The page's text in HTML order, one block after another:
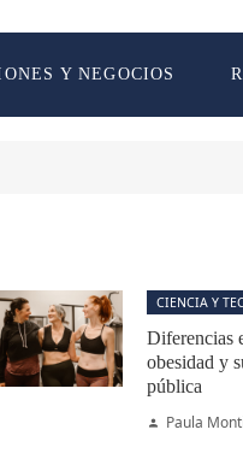
Y NEGOCIOS
CIENCIA Y
Diferencias
obesidad y
pública
Paula